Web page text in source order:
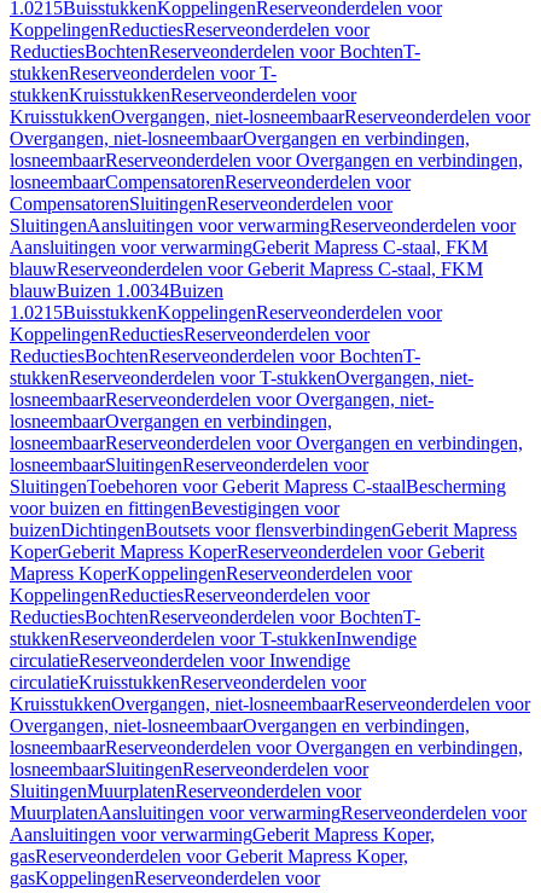
1.0215BuisstukkenKoppelingenReserveonderdelen voor
KoppelingenReductiesReserveonderdelen voor
ReductiesBochtenReserveonderdelen voor BochtenT-
stukkenReserveonderdelen voor T-
stukkenKruisstukkenReserveonderdelen voor
KruisstukkenOvergangen, niet-losneembaarReserveonderdelen voor
Overgangen, niet-losneembaarOvergangen en verbindingen,
losneembaarReserveonderdelen voor Overgangen en verbindingen,
losneembaarCompensatorenReserveonderdelen voor
CompensatorenSluitingenReserveonderdelen voor
SluitingenAansluitingen voor verwarmingReserveonderdelen voor
Aansluitingen voor verwarmingGeberit Mapress C-staal, FKM
blauwReserveonderdelen voor Geberit Mapress C-staal, FKM
blauwBuizen 1.0034Buizen
1.0215BuisstukkenKoppelingenReserveonderdelen voor
KoppelingenReductiesReserveonderdelen voor
ReductiesBochtenReserveonderdelen voor BochtenT-
stukkenReserveonderdelen voor T-stukkenOvergangen, niet-
losneembaarReserveonderdelen voor Overgangen, niet-
losneembaarOvergangen en verbindingen,
losneembaarReserveonderdelen voor Overgangen en verbindingen,
losneembaarSluitingenReserveonderdelen voor
SluitingenToebehoren voor Geberit Mapress C-staalBescherming
voor buizen en fittingenBevestigingen voor
buizenDichtingenBoutsets voor flensverbindingenGeberit Mapress
KoperGeberit Mapress KoperReserveonderdelen voor Geberit
Mapress KoperKoppelingenReserveonderdelen voor
KoppelingenReductiesReserveonderdelen voor
ReductiesBochtenReserveonderdelen voor BochtenT-
stukkenReserveonderdelen voor T-stukkenInwendige
circulatieReserveonderdelen voor Inwendige
circulatieKruisstukkenReserveonderdelen voor
KruisstukkenOvergangen, niet-losneembaarReserveonderdelen voor
Overgangen, niet-losneembaarOvergangen en verbindingen,
losneembaarReserveonderdelen voor Overgangen en verbindingen,
losneembaarSluitingenReserveonderdelen voor
SluitingenMuurplatenReserveonderdelen voor
MuurplatenAansluitingen voor verwarmingReserveonderdelen voor
Aansluitingen voor verwarmingGeberit Mapress Koper,
gasReserveonderdelen voor Geberit Mapress Koper,
gasKoppelingenReserveonderdelen voor